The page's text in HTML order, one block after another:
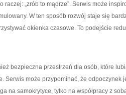
raczej: „zrób to mądrze”. Serwis może
W ten sposób rozwój staje się
okienka czasowe. To podejście
bezpieczna przestrzeń dla osób, które
Serwis może przypominać, że odpoczynek
na samokrytyce, tylko na współpracy z